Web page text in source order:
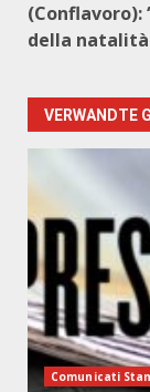
(Conflavoro):
della natalità
VERWANDTE
Comunicati